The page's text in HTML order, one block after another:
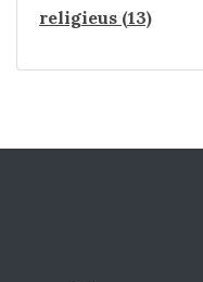
religieus (13)